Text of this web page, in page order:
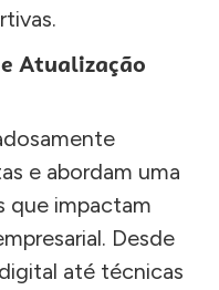
Atualização
e abordam uma
que impactam
Desde
até técnicas